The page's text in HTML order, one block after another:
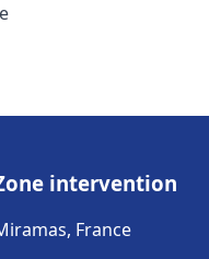
intervention
France